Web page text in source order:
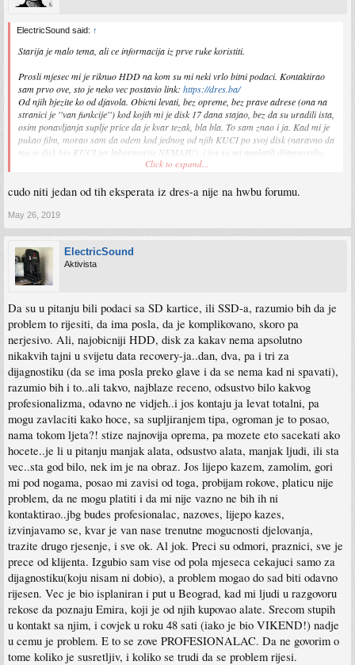
ElectricSound said: ↑
Starija je malo tema, ali ce informacija iz prve ruke koristiti.
Prosli mjesec mi je riknuo HDD na kom su mi neki vrlo bitni podaci. Kontaktirao
sam prvo ove, sto je neko vec postavio link: https://dres.ba/
Od njih bjezite ko od djavola. Obicni levati, bez opreme, bez prave adrese (ona na
stranici je ''van funkcije'') kod kojih mi je disk 17 dana stajao, bez da su uradili ista,
osim ponavljanja suplje price da je kvar tezak, bla bla. To sam znao i ja. Kad mi je
pukao film, morao sam da odem kod jednog od njih KUCI po svoj disk (naravno da
mu je disk bio KUCI jer laboratorije NEMAJU), i jos su mi naplatili dijagnostiku,
iako je nisu uradili. Znao sam sta je sa diskom isto koliko i prvi dan kad sam im ga
Nisam propao za tih 30 maraka. Nit' sam im ih halalio, nit' su se od njih najeli.
preporuci ovdje kod nas, Emira mi nije ni spomenuo ( a znao je za njega). Kao, eto
mozda Bg ili Zg, oni su kao solidni, ali u BIH, jok, niko nema opremu kao oni.
Jedini , JEDINI covjek koji ima pravu opremu za data recovery kod nas, je Emir iz
Visokog.
ostalo, a jeftiniji je.
Odnio mu disk, u roku sat vremena dobio prvi screenshot podataka kojima je
mogao pristupiti, iduci dan dobio tacnu dijagnozu kvara (otisla glava br 3), ovih
dana aBd stize donorski disk i da se stvar aBd uspjesno privede kraju.
Telefon mu je +38761153260, a svi info imaju na stranici.
EDIT: ako se pitate, kako to kad ukucate adresu Emirove firme u npr, Google maps,
pise ime D.R.E.S (isto kao kod levata), odgovor je jednostavan - levati su mu
maznuli cak i ime firme, tako da bi ljudi mislili da je to jedno te isto (meni su cak
rekli da je firma NEKAD BILA u Visokom, ali da je sad u Sarajevu), sto naravno
nema veze sa istinom. Cisto da znate kakvi su prevaranti u pitanju.
Click to expand...
cudo niti jedan od tih eksperata iz dres-a nije na hwbu forumu.
May 26, 2019
ElectricSound
Aktivista
Da su u pitanju bili podaci sa SD kartice, ili SSD-a, razumio bih da je
problem to rijesiti, da ima posla, da je komplikovano, skoro pa
nerjesivo. Ali, najobicniji HDD, disk za kakav nema apsolutno
nikakvih tajni u svijetu data recovery-ja..dan, dva, pa i tri za
dijagnostiku (da se ima posla preko glave i da se nema kad ni spavati),
razumio bih i to..ali takvo, najblaze receno, odsustvo bilo kakvog
profesionalizma, odavno ne vidjeh..i jos kontaju ja levat totalni, pa
mogu zavlaciti kako hoce, sa supljiranjem tipa, ogroman je to posao,
nama tokom ljeta?! stize najnovija oprema, pa mozete eto sacekati ako
hocete..je li u pitanju manjak alata, odsustvo alata, manjak ljudi, ili sta
vec..sta god bilo, nek im je na obraz. Jos lijepo kazem, zamolim, gori
mi pod nogama, posao mi zavisi od toga, probijam rokove, platicu nije
problem, da ne mogu platiti i da mi nije vazno ne bih ih ni
kontaktirao..jbg budes profesionalac, nazoves, lijepo kazes,
izvinjavamo se, kvar je van nase trenutne mogucnosti djelovanja,
trazite drugo rjesenje, i sve ok. Al jok. Preci su odmori, praznici, sve je
prece od klijenta. Izgubio sam vise od pola mjeseca cekajuci samo za
dijagnostiku(koju nisam ni dobio), a problem mogao do sad biti odavno
rijesen. Vec je bio isplaniran i put u Beograd, kad mi ljudi u razgovoru
rekose da poznaju Emira, koji je od njih kupovao alate. Srecom stupih
u kontakt sa njim, i covjek u roku 48 sati (iako je bio VIKEND!) nadje
u cemu je problem. E to se zove PROFESIONALAC. Da ne govorim o
tome koliko je susretljiv, i koliko se trudi da se problem rijesi.